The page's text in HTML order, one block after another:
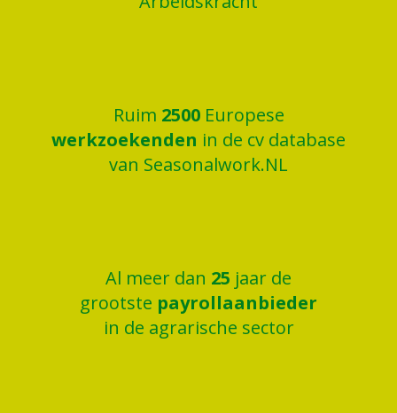
Ruim 2500 Europese
werkzoekenden in de cv database
van Seasonalwork.NL
Al meer dan 25 jaar de
grootste payrollaanbieder
in de agrarische sector